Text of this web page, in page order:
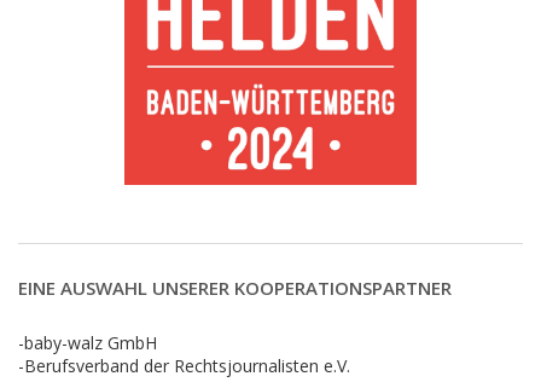
EINE AUSWAHL UNSERER KOOPERATIONSPARTNER
-baby-walz GmbH
-Berufsverband der Rechtsjournalisten e.V.